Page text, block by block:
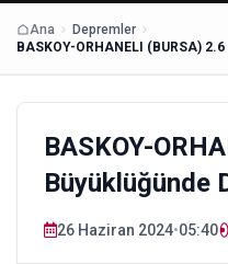
Ana
Depremler
BASKOY-
Büyüklüğünde
26 Haziran 2024•05:40